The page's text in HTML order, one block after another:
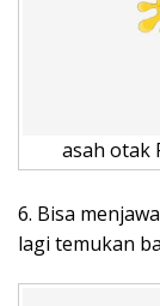
asah otak
6. Bisa
lagi temukan